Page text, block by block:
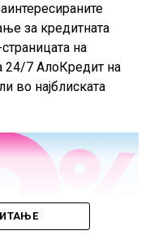
за кредитната
на
24/7 АлоКредит на
во најблиската